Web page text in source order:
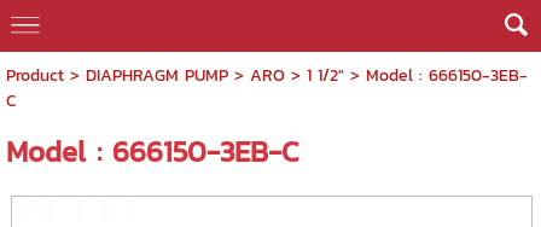
Product> DIAPHRAGM PUMP> ARO> 1 1/2"> Model : 666150-3EB-
C
Model : 666150-3EB-C